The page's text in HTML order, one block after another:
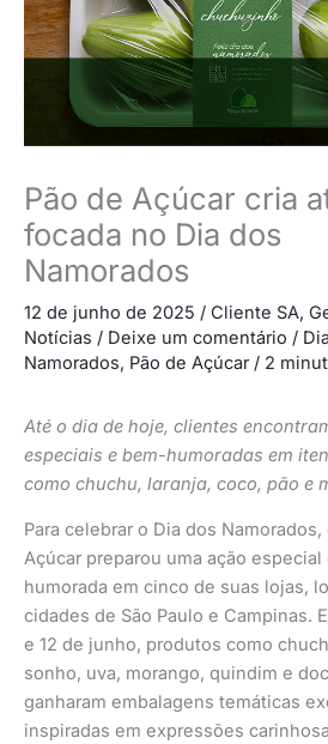
Pão de Açúcar cria
focada no Dia dos
Namorados
12 de junho de 2025 / Cliente SA,
Notícias / Deixe um comentário /
Namorados, Pão de Açúcar/ 2
Até o dia de hoje, clientes
especiais e bem-humoradas em
como chuchu, laranja, coco, pão e
Para celebrar o Dia dos Namorados,
Açúcar preparou uma ação especial
humorada em cinco de suas lojas,
cidades de São Paulo e Campinas.
e 12 de junho, produtos como
sonho, uva, morango, quindim e
ganharam embalagens temáticas
inspiradas em expressões